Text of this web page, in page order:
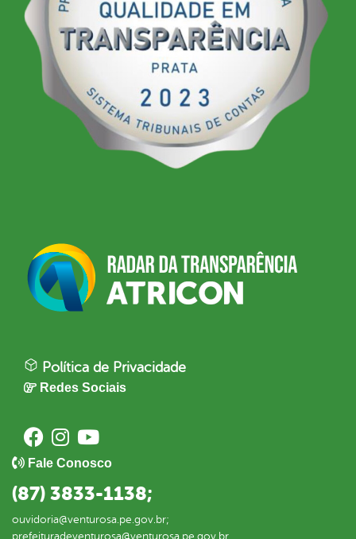
Política de Privacidade
Redes Sociais
Fale Conosco
(87) 3833-1138;
ouvidoria@venturosa.pe.gov.br;
prefeituradeventurosa@venturosa.pe.gov.br